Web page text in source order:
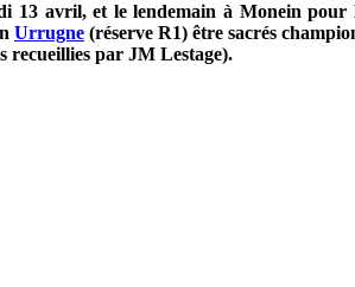
13 avril, et le lendemain à Monein pour
Urrugne (réserve R1) être sacrés
recueillies par JM Lestage).